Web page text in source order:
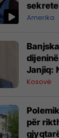
Amerika
Janjiq:
flet -
Kosovë
për